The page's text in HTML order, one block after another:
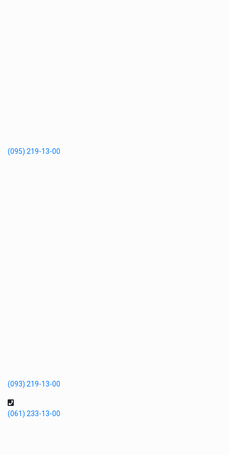
(095) 219-13-00
(093) 219-13-00
(061) 233-13-00